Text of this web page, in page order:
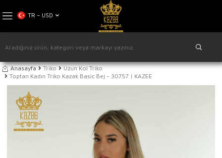
TR − USD
Anasayfa Triko
Uzun Kol Triko
Toptan Kadın Triko Kazak Basic Bej - 30757 | KAZEE